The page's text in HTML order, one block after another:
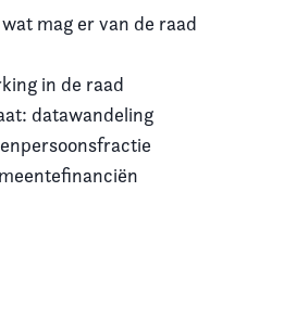
mag er van de raad
in de raad
datawandeling